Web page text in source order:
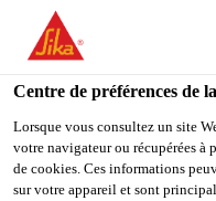
You are accessing "Sika
accessing it from "États-
your country.
TO
SIKA
USA
Centre de préférences de
Lorsque vous consultez un site
votre navigateur ou récupérées à
de cookies. Ces informations
sur votre appareil et sont